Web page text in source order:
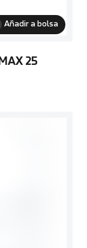
Añadir a bolsa
25